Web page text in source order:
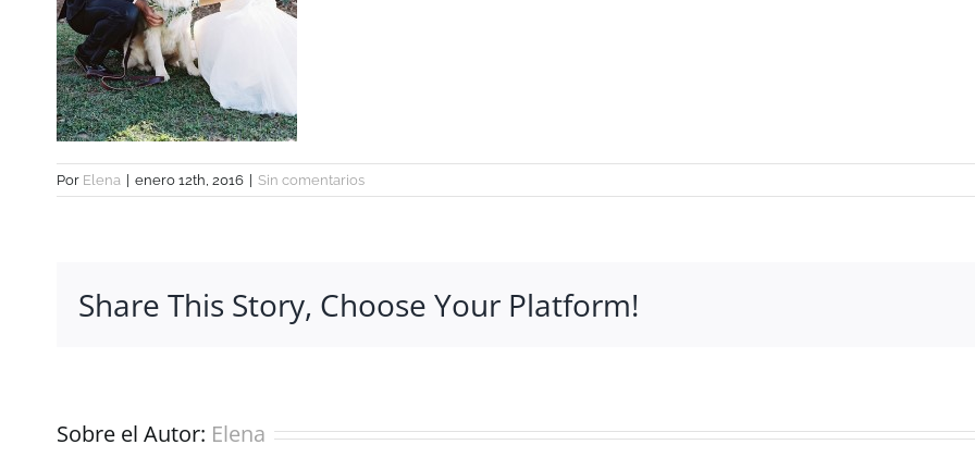
Por Elena enero 12th, 2016 Sin comentarios
Share This Story, Choose Your Platform!
Sobre el Autor: Elena